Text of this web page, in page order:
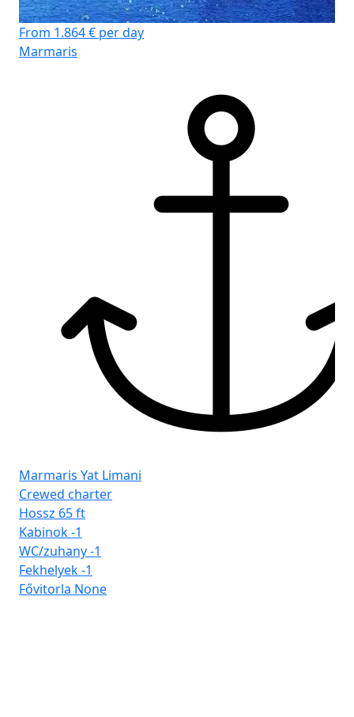
From 1.864 € per day
Marmaris
Marmaris Yat Limani
Crewed charter
Hossz 65 ft
Kabinok-1
WC/zuhany-1
Fekhelyek-1
Fővitorla None